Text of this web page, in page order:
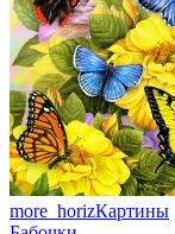
more_horizКартины